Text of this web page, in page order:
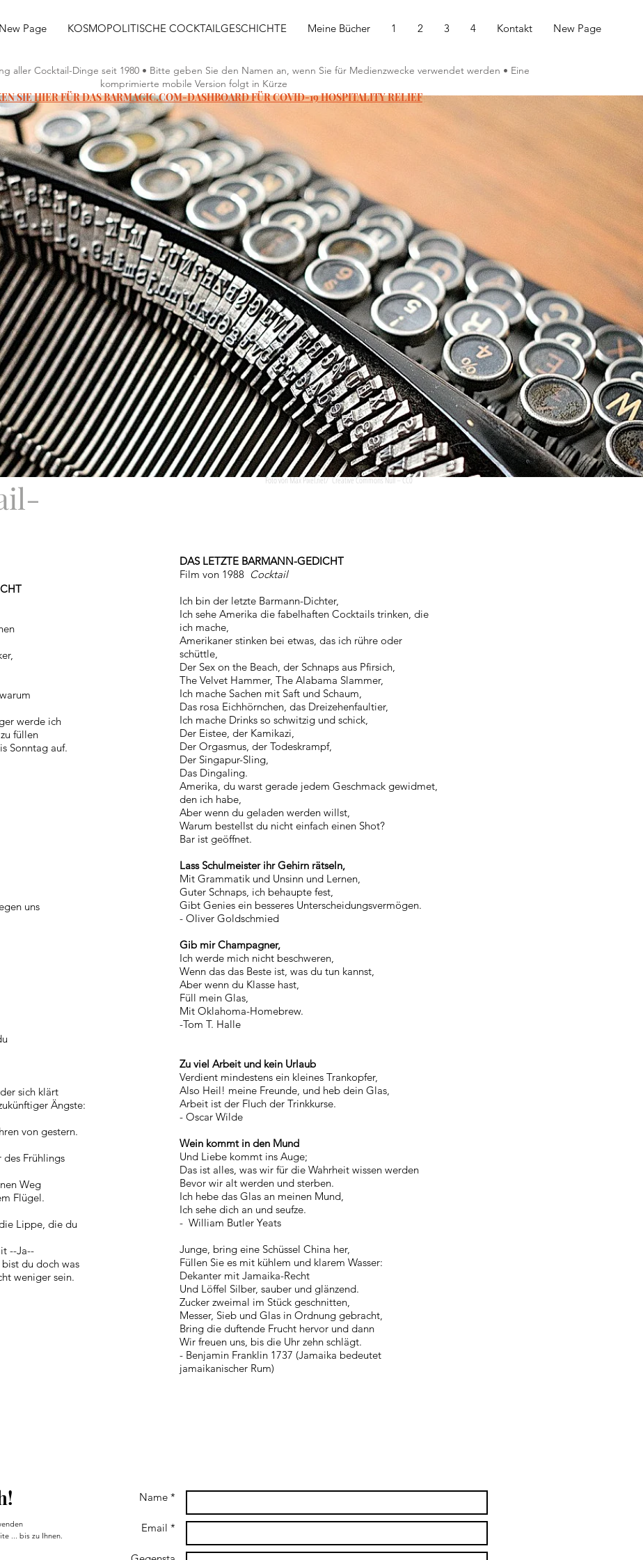
New Page KOSMOPOLITISCHE COCKTAILGESCHICHTE Meine Bücher 1 2 3 4 Kontakt New Page
aller Cocktail-Dinge seit 1980 • Bitte geben Sie den Namen an, wenn Sie für Medienzwecke verwendet werden • Eine
komprimierte mobile Version folgt in Kürze
SIE HIER FÜR DAS BARMAGIC.COM-DASHBOARD FÜR COVID-19 HOSPITALITY RELIEF
werde ich
füllen
Sonntag auf.
uns
sich klärt
Ängste:
von gestern.
Frühlings
Weg
Flügel.
Lippe, die du
--Ja--
du doch was
weniger sein.
Foto von Max Pixel.net/Creative Commons Null – CC0
DAS LETZTE BARMANN-GEDICHT
Film von 1988 Cocktail
Ich bin der letzte Barmann-Dichter,
Ich sehe Amerika die fabelhaften Cocktails trinken, die
ich mache,
Amerikaner stinken bei etwas, das ich rühre oder
schüttle,
Der Sex on the Beach, der Schnaps aus Pfirsich,
The Velvet Hammer, The Alabama Slammer,
Ich mache Sachen mit Saft und Schaum,
Das rosa Eichhörnchen, das Dreizehenfaultier,
Ich mache Drinks so schwitzig und schick,
Der Eistee, der Kamikazi,
Der Orgasmus, der Todeskrampf,
Der Singapur-Sling,
Das Dingaling.
Amerika, du warst gerade jedem Geschmack gewidmet,
den ich habe,
Aber wenn du geladen werden willst,
Warum bestellst du nicht einfach einen Shot?
Bar ist geöffnet.
Lass Schulmeister ihr Gehirn rätseln,
Mit Grammatik und Unsinn und Lernen,
Guter Schnaps, ich behaupte fest,
Gibt Genies ein besseres Unterscheidungsvermögen.
- Oliver Goldschmied
Gib mir Champagner,
Ich werde mich nicht beschweren,
Wenn das das Beste ist, was du tun kannst,
Aber wenn du Klasse hast,
Füll mein Glas,
Mit Oklahoma-Homebrew.
-Tom T. Halle
Zu viel Arbeit und kein Urlaub
Verdient mindestens ein kleines Trankopfer,
Also Heil! meine Freunde, und heb dein Glas,
Arbeit ist der Fluch der Trinkkurse.
- Oscar Wilde
Wein kommt in den Mund
Und Liebe kommt ins Auge;
Das ist alles, was wir für die Wahrheit wissen werden
Bevor wir alt werden und sterben.
Ich hebe das Glas an meinen Mund,
Ich sehe dich an und seufze.
- William Butler Yeats
Junge, bring eine Schüssel China her,
Füllen Sie es mit kühlem und klarem Wasser:
Dekanter mit Jamaika-Recht
Und Löffel Silber, sauber und glänzend.
Zucker zweimal im Stück geschnitten,
Messer, Sieb und Glas in Ordnung gebracht,
Bring die duftende Frucht hervor und dann
Wir freuen uns, bis die Uhr zehn schlägt.
- Benjamin Franklin 1737 (Jamaika bedeutet
jamaikanischer Rum)
... bis zu Ihnen.
Name *
Email *